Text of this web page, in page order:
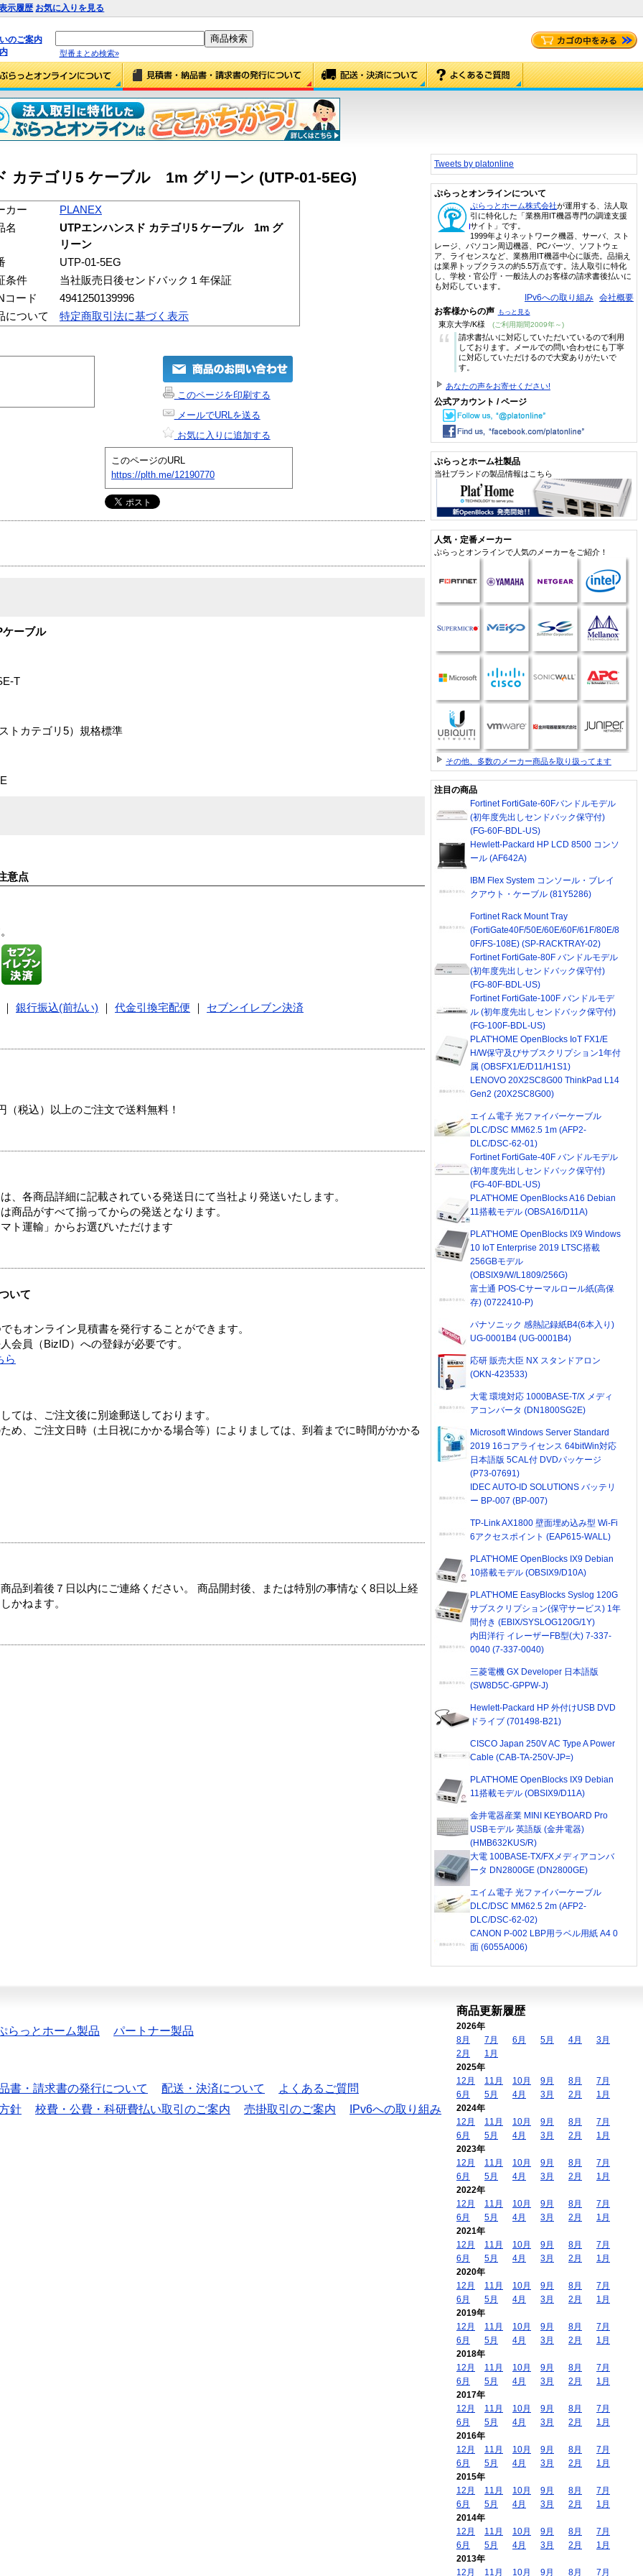
示履歴 お気に入りを見る
のご案内
型番まとめ検索»
カテゴリ5 ケーブル 1m グリーン (UTP-01-5EG)
カー
PLANEX
名
UTPエンハンスド カテゴリ5 ケーブル 1m グ
リーン
UTP-01-5EG
条件
当社販売日後センドバック１年保証
コード
4941250139996
について
特定商取引法に基づく表示
このページを印刷する
メールでURLを送る
お気に入りに追加する
このページのURL
https://plth.me/12190770
ーブル
T
トカテゴリ5）規格標準
意点
銀行振込(前払い) 代金引換宅配便
セブンイレブン決済
税込）以上のご注文で送料無料！
、各商品詳細に記載されている発送日にて当社より発送いたします。
商品がすべて揃ってからの発送となります。
ト運輸」からお選びいただけます
いて
もオンライン見積書を発行することができます。
会員（BizID）への登録が必要です。
ら
ては、ご注文後に別途郵送しております。
め、ご注文日時（土日祝にかかる場合等）によりましては、到着までに時間がかかる
品到着後７日以内にご連絡ください。 商品開封後、または特別の事情なく8日以上経
かねます。
Tweets by platonline
ぷらっとオンラインについて
ぷらっとホーム株式会社が運用する、法人取
引に特化した「業務用IT機器専門の調達支援
サイト」です。
1999年よりネットワーク機器、サーバ、スト
レージ、パソコン周辺機器、PCパーツ、ソフトウェ
ア、ライセンスなど、業務用IT機器中心に販売。品揃え
は業界トップクラスの約5.5万点です。法人取引に特化
し、学校・官公庁・一般法人のお客様の請求書後払いに
も対応しています。
IPv6への取り組み 会社概要
お客様からの声 もっと見る
東京大学/K様 (ご利用期間2009年～)
“
請求書払いに対応していただいているので利用
しております。メールでの問い合わせにも丁寧
に対応していただけるので大変ありがたいで
す。
あなたの声をお寄せください!
公式アカウント / ページ
ぷらっとホーム社製品
当社ブランドの製品情報はこちら
人気・定番メーカー
ぷらっとオンラインで人気のメーカーをご紹介！
その他、多数のメーカー商品を取り扱ってます
注目の商品
Fortinet FortiGate-60Fバンドルモデル
(初年度先出しセンドバック保守付)
(FG-60F-BDL-US)
Hewlett-Packard HP LCD 8500 コンソ
ール (AF642A)
IBM Flex System コンソール・ブレイ
クアウト・ケーブル (81Y5286)
Fortinet Rack Mount Tray
(FortiGate40F/50E/60E/60F/61F/80E/8
0F/FS-108E) (SP-RACKTRAY-02)
Fortinet FortiGate-80F バンドルモデル
(初年度先出しセンドバック保守付)
(FG-80F-BDL-US)
Fortinet FortiGate-100F バンドルモデ
ル (初年度先出しセンドバック保守付)
(FG-100F-BDL-US)
PLAT'HOME OpenBlocks IoT FX1/E
H/W保守及びサブスクリプション1年付
属 (OBSFX1/E/D11/H1S1)
LENOVO 20X2SC8G00 ThinkPad L14
Gen2 (20X2SC8G00)
エイム電子 光ファイバーケーブル
DLC/DSC MM62.5 1m (AFP2-
DLC/DSC-62-01)
Fortinet FortiGate-40F バンドルモデル
(初年度先出しセンドバック保守付)
(FG-40F-BDL-US)
PLAT'HOME OpenBlocks A16 Debian
11搭載モデル (OBSA16/D11A)
PLAT'HOME OpenBlocks IX9 Windows
10 IoT Enterprise 2019 LTSC搭載
256GBモデル
(OBSIX9/W/L1809/256G)
富士通 POS-Cサーマルロール紙(高保
存) (0722410-P)
パナソニック 感熱記録紙B4(6本入り)
UG-0001B4 (UG-0001B4)
応研 販売大臣 NX スタンドアロン
(OKN-423533)
大電 環境対応 1000BASE-T/X メディ
アコンバータ (DN1800SG2E)
Microsoft Windows Server Standard
2019 16コアライセンス 64bitWin対応
日本語版 5CAL付 DVDパッケージ
(P73-07691)
IDEC AUTO-ID SOLUTIONS バッテリ
ー BP-007 (BP-007)
TP-Link AX1800 壁面埋め込み型 Wi-Fi
6アクセスポイント (EAP615-WALL)
PLAT'HOME OpenBlocks IX9 Debian
10搭載モデル (OBSIX9/D10A)
PLAT'HOME EasyBlocks Syslog 120G
サブスクリプション(保守サービス) 1年
間付き (EBIX/SYSLOG120G/1Y)
内田洋行 イレーザーFB型(大) 7-337-
0040 (7-337-0040)
三菱電機 GX Developer 日本語版
(SW8D5C-GPPW-J)
Hewlett-Packard HP 外付けUSB DVD
ドライブ (701498-B21)
CISCO Japan 250V AC Type A Power
Cable (CAB-TA-250V-JP=)
PLAT'HOME OpenBlocks IX9 Debian
11搭載モデル (OBSIX9/D11A)
金井電器産業 MINI KEYBOARD Pro
USBモデル 英語版 (金井電器)
(HMB632KUS/R)
大電 100BASE-TX/FXメディアコンバ
ータ DN2800GE (DN2800GE)
エイム電子 光ファイバーケーブル
DLC/DSC MM62.5 2m (AFP2-
DLC/DSC-62-02)
CANON P-002 LBP用ラベル用紙 A4 0
面 (6055A006)
らっとホーム製品 パートナー製品
書・請求書の発行について 配送・決済について
よくあるご質問
針 校費・公費・科研費払い取引のご案内 売掛取引のご案内
IPv6への取り組み
商品更新履歴
2026年
8月
7月 6月 5月 4月
3月
2月
1月
2025年
12月
11月 10月 9月 8月
7月
6月
5月 4月 3月 2月
1月
2024年
12月
11月 10月 9月 8月
7月
6月
5月 4月 3月 2月
1月
2023年
12月
11月 10月 9月 8月
7月
6月
5月 4月 3月 2月
1月
2022年
12月
11月 10月 9月 8月
7月
6月
5月 4月 3月 2月
1月
2021年
12月
11月 10月 9月 8月
7月
6月
5月 4月 3月 2月
1月
2020年
12月
11月 10月 9月 8月
7月
6月
5月 4月 3月 2月
1月
2019年
12月
11月 10月 9月 8月
7月
6月
5月 4月 3月 2月
1月
2018年
12月
11月 10月 9月 8月
7月
6月
5月 4月 3月 2月
1月
2017年
12月
11月 10月 9月 8月
7月
6月
5月 4月 3月 2月
1月
2016年
12月
11月 10月 9月 8月
7月
6月
5月 4月 3月 2月
1月
2015年
12月
11月 10月 9月 8月
7月
6月
5月 4月 3月 2月
1月
2014年
12月
11月 10月 9月 8月
7月
6月
5月 4月 3月 2月
1月
2013年
12月
11月 10月 9月 8月 7月